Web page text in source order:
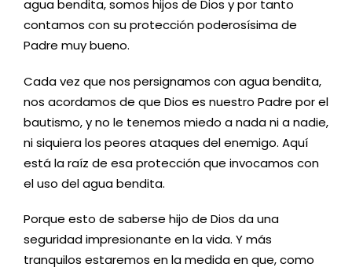
agua bendita, somos hijos de Dios y por tanto
contamos con su protección poderosísima de
Padre muy bueno.
Cada vez que nos persignamos con agua bendita,
nos acordamos de que Dios es nuestro Padre por el
bautismo, y no le tenemos miedo a nada ni a nadie,
ni siquiera los peores ataques del enemigo. Aquí
está la raíz de esa protección que invocamos con
el uso del agua bendita.
Porque esto de saberse hijo de Dios da una
seguridad impresionante en la vida. Y más
tranquilos estaremos en la medida en que,como